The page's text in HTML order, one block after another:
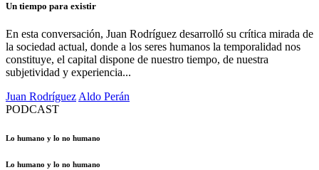
Un tiempo para existir
En esta conversación, Juan Rodríguez desarrolló su crítica mirada de
la sociedad actual, donde a los seres humanos la temporalidad nos
constituye, el capital dispone de nuestro tiempo, de nuestra
subjetividad y experiencia...
Juan Rodríguez Aldo Perán
PODCAST
Lo humano y lo no humano
Lo humano y lo no humano